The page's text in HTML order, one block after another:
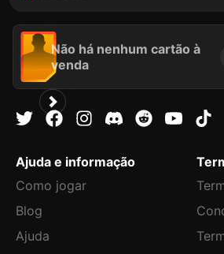
Não há nenhum cartão à
venda
Ajuda e informação
Como jogar
Blog
Ajuda